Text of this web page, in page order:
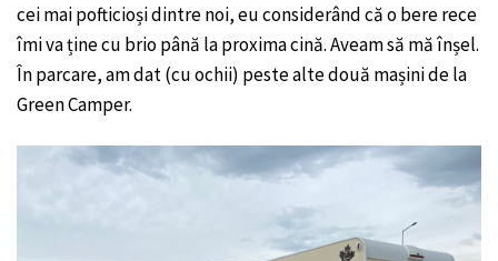
cei mai pofticioși dintre noi, eu considerând că o bere rece
îmi va ține cu brio până la proxima cină. Aveam să mă înșel.
În parcare, am dat (cu ochii) peste alte două mașini de la
Green Camper.